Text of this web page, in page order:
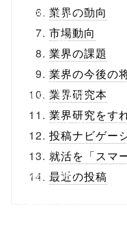
buttons.php on
line10
/1074757"
onclick="windo
w.open(this.hre
f, 'Gwindow',
'width=550,
業界の動向
市場動向
業界の課題
業界の今後の
業界研究本
業界研究をす
投稿ナビゲー
就活を「スマ
最近の投稿